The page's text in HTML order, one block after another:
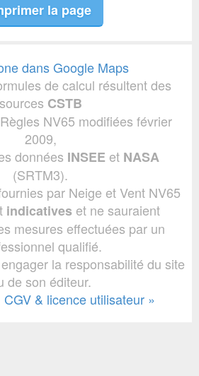
la page
dans Google Maps
de calcul résultent des
sources CSTB
NV65 modifiées février
2009,
données INSEE et NASA
(SRTM3).
par Neige et Vent NV65
indicatives et ne sauraient
mesures effectuées par un
qualifié.
la responsabilité du site
de son éditeur.
& licence utilisateur »